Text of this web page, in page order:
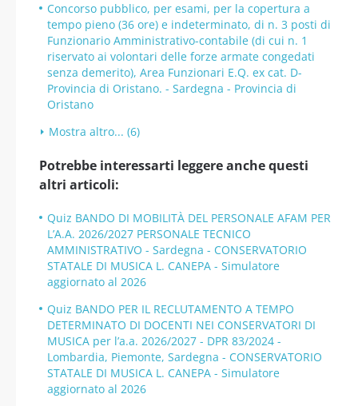
Concorso pubblico, per esami, per la copertura a
tempo pieno (36 ore) e indeterminato, di n. 3 posti di
Funzionario Amministrativo-contabile (di cui n. 1
riservato ai volontari delle forze armate congedati
senza demerito), Area Funzionari E.Q. ex cat. D-
Provincia di Oristano. - Sardegna - Provincia di
Oristano
Mostra altro... (6)
Potrebbe interessarti leggere anche questi
altri articoli:
Quiz BANDO DI MOBILITÀ DEL PERSONALE AFAM PER
L’A.A. 2026/2027 PERSONALE TECNICO
AMMINISTRATIVO - Sardegna - CONSERVATORIO
STATALE DI MUSICA L. CANEPA - Simulatore
aggiornato al 2026
Quiz BANDO PER IL RECLUTAMENTO A TEMPO
DETERMINATO DI DOCENTI NEI CONSERVATORI DI
MUSICA per l’a.a. 2026/2027 - DPR 83/2024 -
Lombardia, Piemonte, Sardegna - CONSERVATORIO
STATALE DI MUSICA L. CANEPA - Simulatore
aggiornato al 2026